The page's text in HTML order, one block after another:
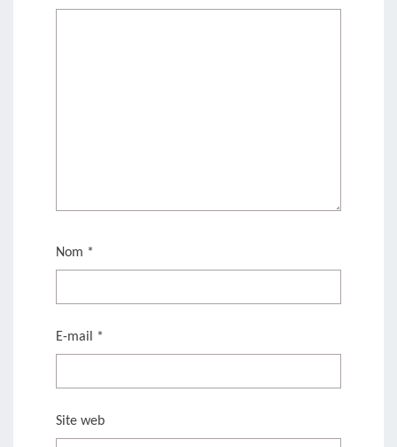
Nom *
E-mail *
Site web